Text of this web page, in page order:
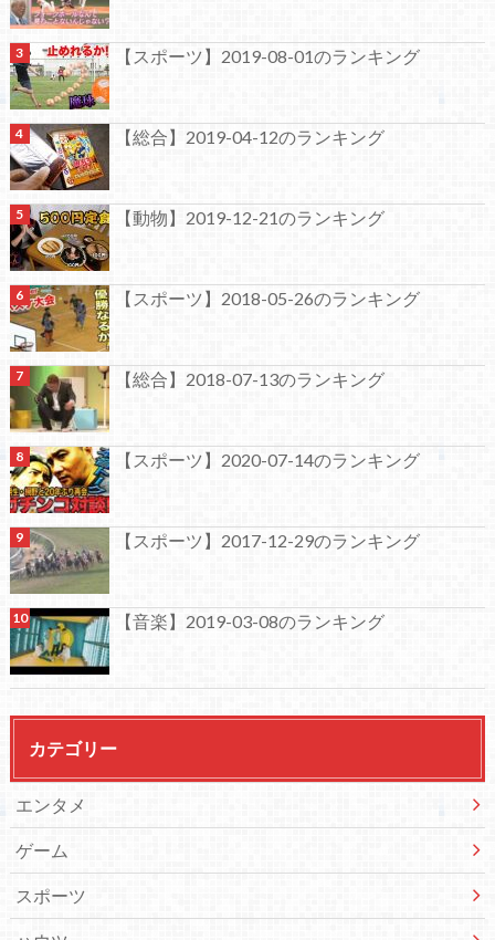
【スポーツ】2019-08-01のランキング
【総合】2019-04-12のランキング
【動物】2019-12-21のランキング
【スポーツ】2018-05-26のランキング
【総合】2018-07-13のランキング
【スポーツ】2020-07-14のランキング
【スポーツ】2017-12-29のランキング
【音楽】2019-03-08のランキング
カテゴリー
エンタメ
ゲーム
スポーツ